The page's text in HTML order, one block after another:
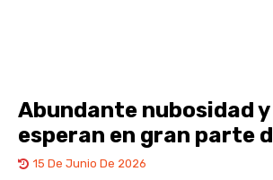
Abundante nubosidad
esperan en gran parte
15 De Junio De 2026